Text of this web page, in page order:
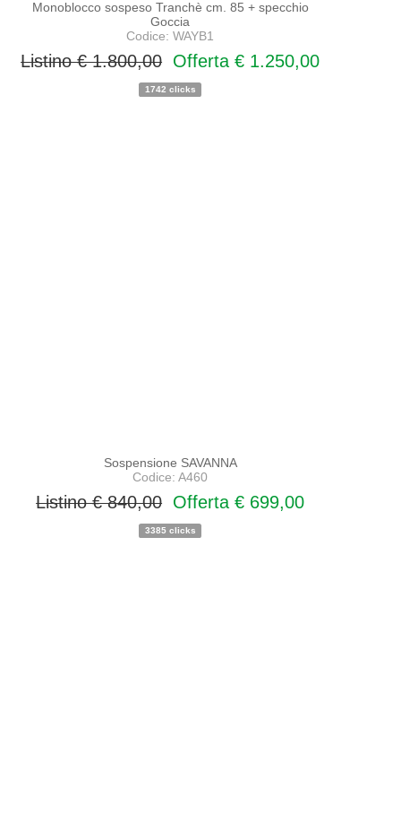
Monoblocco sospeso Tranchè cm. 85 + specchio
Goccia
Codice: WAYB1
Listino € 1.800,00 Offerta € 1.250,00
1742 clicks
Sospensione SAVANNA
Codice: A460
Listino € 840,00 Offerta € 699,00
3385 clicks